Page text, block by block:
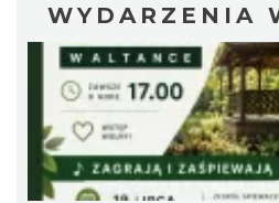
WYDARZENIA